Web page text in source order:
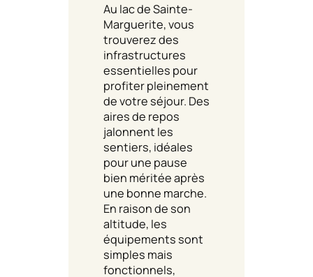
Au lac de Sainte-
Marguerite, vous
trouverez des
infrastructures
essentielles pour
profiter pleinement
de votre séjour. Des
aires de repos
jalonnent les
sentiers, idéales
pour une pause
bien méritée après
une bonne marche.
En raison de son
altitude, les
équipements sont
simples mais
fonctionnels,